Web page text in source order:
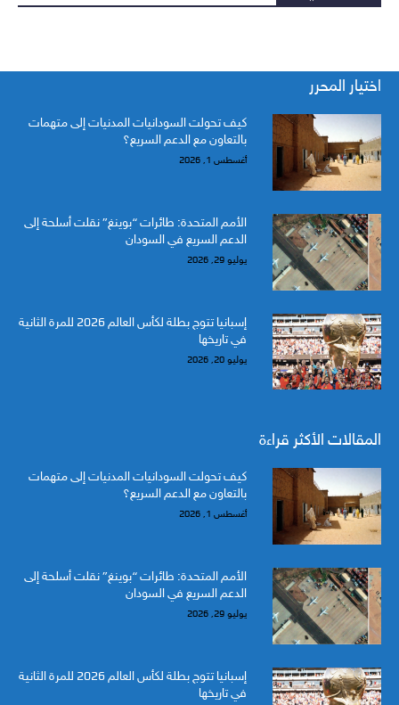
اختيار المحرر
كيف تحولت السودانيات المدنيات إلى متهمات
بالتعاون مع الدعم السريع؟
أغسطس 1, 2026
الأمم المتحدة: طائرات “بوينغ” نقلت أسلحة إلى
الدعم السريع في السودان
يوليو 29, 2026
إسبانيا تتوج بطلة لكأس العالم 2026 للمرة الثانية
في تاريخها
يوليو 20, 2026
المقالات الأكثر قراءة
كيف تحولت السودانيات المدنيات إلى متهمات
بالتعاون مع الدعم السريع؟
أغسطس 1, 2026
الأمم المتحدة: طائرات “بوينغ” نقلت أسلحة إلى
الدعم السريع في السودان
يوليو 29, 2026
إسبانيا تتوج بطلة لكأس العالم 2026 للمرة الثانية
في تاريخها